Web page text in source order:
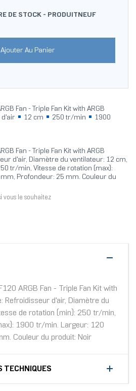
DE STOCK - PRODUITNEUF
Ajouter Au Panier
Fan - Triple Fan Kit with ARGB
d'air 12 cm 250 tr/min
1900
Fan - Triple Fan Kit with ARGB
d'air, Diamètre du ventilateur: 12 cm,
tr/min, Vitesse de rotation (max):
Profondeur: 25 mm. Couleur du
vous le souhaitez
ARGB Fan - Triple Fan Kit with
Refroidisseur d'air, Diamètre du
de rotation (min): 250 tr/min,
1900 tr/min. Largeur: 120
Couleur du produit: Noir
TECHNIQUES